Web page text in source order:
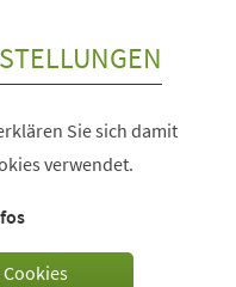
Sie sich damit
verwendet.